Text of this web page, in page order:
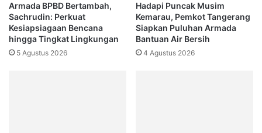
Armada BPBD Bertambah,
Sachrudin: Perkuat
Kesiapsiagaan Bencana
hingga Tingkat Lingkungan
5 Agustus 2026
Hadapi Puncak Musim
Kemarau, Pemkot Tangerang
Siapkan Puluhan Armada
Bantuan Air Bersih
4 Agustus 2026